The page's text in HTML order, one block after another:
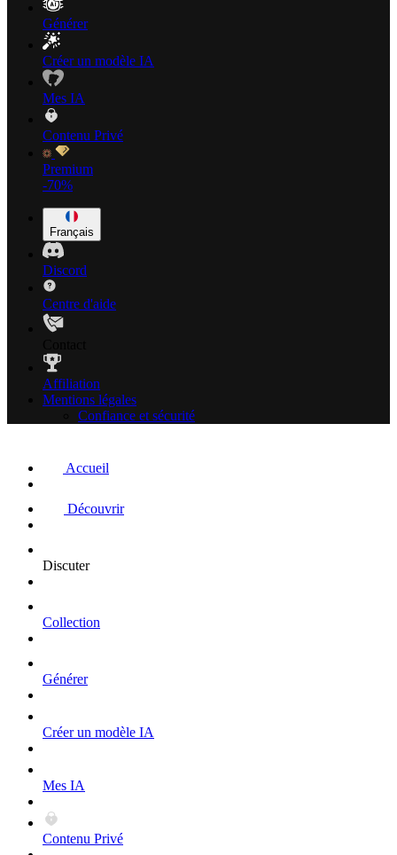
Générer
Créer un modèle IA
Mes IA
Contenu Privé
Premium
-70%
Français
Discord
Centre d'aide
Affiliation
Mentions légales
Confiance et sécurité
Accueil
Découvrir
Discuter
Collection
Générer
Créer un modèle IA
Mes IA
Contenu Privé